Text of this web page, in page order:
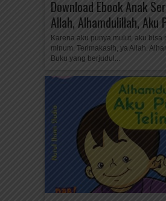
Download Ebook Anak
Allah, Alhamdulillah, Aku
Karena aku punya mulut, aku bisa
minum. Terimakasih, ya Allah.
Buku yang berjudul...